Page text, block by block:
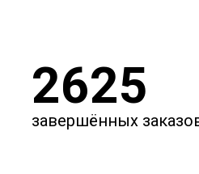
2625
завершённых